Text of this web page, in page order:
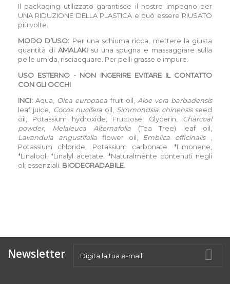
Il packaging utilizzato garantisce il nostro impegno per
UNA RIDUZIONE DELLA PLASTICA e può essere RIUSATO
più volte.
MODO D’USO: Per una schiuma ricca, mettere la giusta
quantità di AMALAKIsu una spugna e massaggiare sulla
pelle umida, risciacquare. Per pelli grasse e impure.
USO ESTERNO - NON INGERIRE EVITARE IL CONTATTO
CON GLI OCCHI
INCI: Aqua, Olea europaea fruit oil, Aloe vera barbadensis
leaf juice, Cocos nuciferaoil, Simmondsia chinensisseed
oil, Potassium hydroxide, Fructose, Glycerin, Charcoal
powder, Melaleuca Alternafolia(Tea Tree) leaf oil,
Lavandula angustifoliaflower oil, Emblica officinalis,
Potassium chloride, Potassium carbonate. *Limonene,
*Linalool, *Linalyl acetate. *Naturalmente contenuti negli
oli essenziali. BIODEGRADABILE.
Newsletter